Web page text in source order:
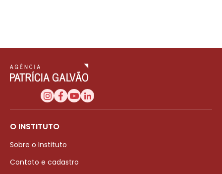
O INSTITUTO
Sobre o Instituto
Contato e cadastro